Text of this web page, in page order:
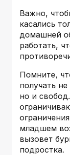
Важно,
касались
домашней
работать,
Помните,
получать
но и
младшем
вызовет
подростка.